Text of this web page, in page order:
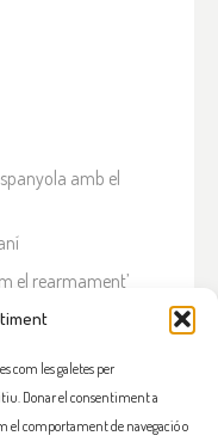
com les galetes per
Donar el consentiment a
el comportament de navegació o
amb el
el rearmament’